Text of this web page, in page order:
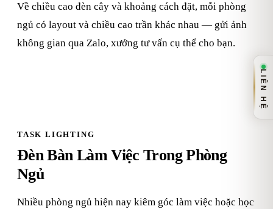
Về chiều cao đèn cây và khoảng cách đặt, mỗi phòng
ngủ có layout và chiều cao trần khác nhau — gửi ảnh
không gian qua Zalo, xưởng tư vấn cụ thể cho bạn.
TASK LIGHTING
Đèn Bàn Làm Việc Trong Phòng
Ngủ
Nhiều phòng ngủ hiện nay kiêm góc làm việc hoặc học
LIÊN HỆ